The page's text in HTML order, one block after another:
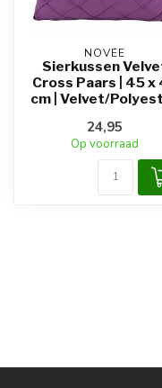
NOVÉE
Sierkussen
Cross Paars | 45 x
cm | Velvet/
24,95
Op voorraad